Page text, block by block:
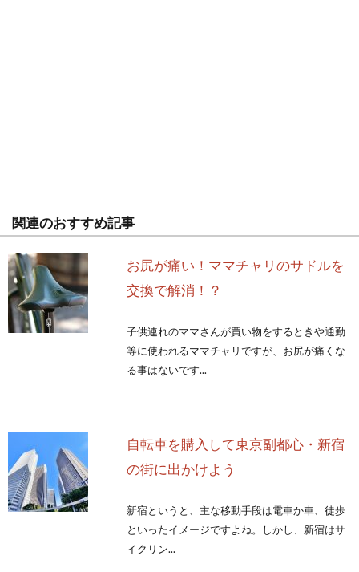
関連のおすすめ記事
お尻が痛い！ママチャリのサドルを
交換で解消！？
子供連れのママさんが買い物をするときや通勤
等に使われるママチャリですが、お尻が痛くな
る事はないです...
自転車を購入して東京副都心・新宿
の街に出かけよう
新宿というと、主な移動手段は電車か車、徒歩
といったイメージですよね。しかし、新宿はサ
イクリン...